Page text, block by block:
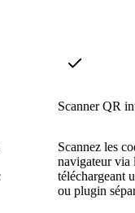
Scanner QR
Scannez les
navigateur via
téléchargeant
ou plugin